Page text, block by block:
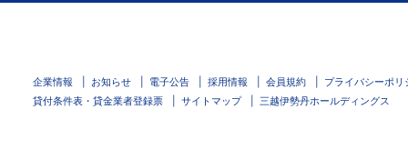
企業情報 お知らせ 電子公告 採用情報 会員規約
プライバシーポリ
貸付条件表・貸金業者登録票
サイトマップ 三越伊勢丹ホールディングス